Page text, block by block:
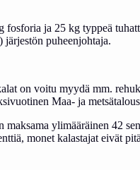
fosforia ja 25 kg typpeä
järjestön puheenjohtaja.
on voitu myydä mm.
Maa- ja
ylimääräinen 42
monet kalastajat eivät